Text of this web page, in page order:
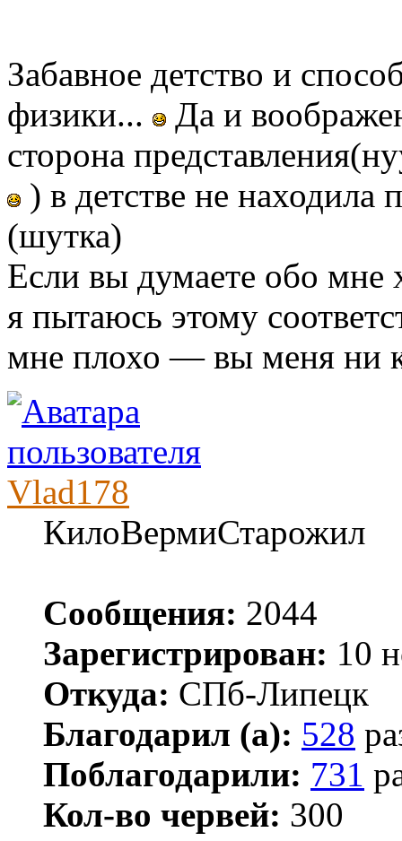
Забавное детство и
физики...
Да и
сторона
) в детстве не находила
(шутка)
Если вы думаете обо
я пытаюсь этому
мне плохо — вы меня ни
Vlad178
КилоВермиСтарожил
Сообщения: 2044
Зарегистрирован: 10
Откуда: СПб-Липецк
Благодарил (а): 528
Поблагодарили: 731
Кол-во червей: 300